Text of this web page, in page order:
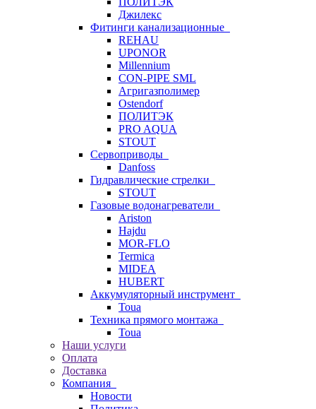
Джилекс
Фитинги канализационные
REHAU
UPONOR
Millennium
CON-PIPE SML
Агригазполимер
Ostendorf
ПОЛИТЭК
PRO AQUA
STOUT
Сервоприводы
Danfoss
Гидравлические стрелки
STOUT
Газовые водонагреватели
Ariston
Hajdu
MOR-FLO
Termica
MIDEA
HUBERT
Аккумуляторный инструмент
Toua
Техника прямого монтажа
Toua
Наши услуги
Оплата
Доставка
Компания
Новости